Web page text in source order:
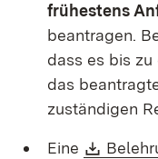
frühestens
beantragen.
dass es bis
das
zuständigen
Eine